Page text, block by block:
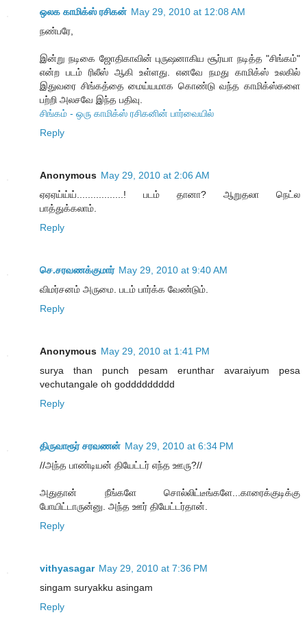
ஒலக காமிக்ஸ் ரசிகன் May 29, 2010 at 12:08 AM
நண்பரே,
இன்று நடிகை ஜோதிகாவின் புருஷனாகிய சூர்யா நடித்த "சிங்கம்"
என்ற படம் ரிலீஸ் ஆகி உள்ளது. எனவே நமது காமிக்ஸ் உலகில்
இதுவரை சிங்கத்தை மைய்யமாக கொண்டு வந்த காமிக்ஸ்களை
பற்றி அலசவே இந்த பதிவு.
சிங்கம் - ஒரு காமிக்ஸ் ரசிகனின் பார்வையில்
Reply
Anonymous May 29, 2010 at 2:06 AM
ஏஏஏய்ய்ய்.................! படம் தானா? ஆறுதலா நெட்ல
பாத்துக்கலாம்.
Reply
செ.சரவணக்குமார் May 29, 2010 at 9:40 AM
விமர்சனம் அருமை. படம் பார்க்க வேண்டும்.
Reply
Anonymous May 29, 2010 at 1:41 PM
surya than punch pesam erunthar avaraiyum pesa
vechutangale oh goddddddddd
Reply
திருவாரூர் சரவணன் May 29, 2010 at 6:34 PM
//அந்த பாண்டியன் தியேட்டர் எந்த ஊரு?//
அதுதான் நீங்களே சொல்லிட்டீங்களே...காரைக்குடிக்கு
போயிட்டாருன்னு. அந்த ஊர் தியேட்டர்தான்.
Reply
vithyasagar May 29, 2010 at 7:36 PM
singam suryakku asingam
Reply